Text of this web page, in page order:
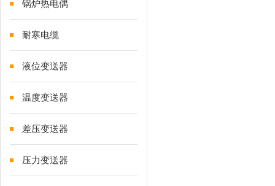
锅炉热电偶
耐寒电缆
液位变送器
温度变送器
差压变送器
压力变送器